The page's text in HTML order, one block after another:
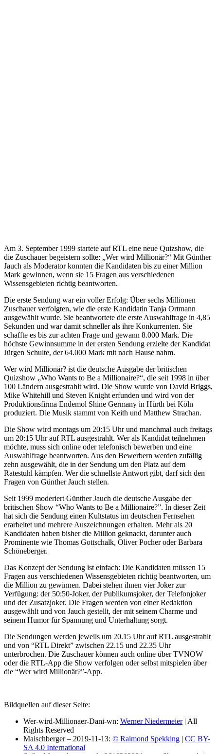
Am 3. September 1999 startete auf RTL eine neue Quizshow, die
die Zuschauer begeistern sollte: „Wer wird Millionär?“ Mit Günther
Jauch als Moderator konnten die Kandidaten bis zu einer Million
Mark gewinnen, wenn sie 15 Fragen aus verschiedenen
Wissensgebieten richtig beantworten.
Die erste Sendung war ein voller Erfolg: Über sechs Millionen
Zuschauer verfolgten, wie die erste Kandidatin Tanja Ortmann
ausgewählt wurde. Sie beantwortete die erste Auswahlfrage in 4,85
Sekunden und war damit schneller als ihre Konkurrenten. Sie
schaffte es bis zur achten Frage und gewann 8.000 Mark. Die
höchste Gewinnsumme in der ersten Sendung erzielte der Kandidat
Jürgen Schulte, der 64.000 Mark mit nach Hause nahm.
Wer wird Millionär? ist die deutsche Ausgabe der britischen
Quizshow „Who Wants to Be a Millionaire?“, die seit 1998 in über
100 Ländern ausgestrahlt wird. Die Show wurde von David Briggs,
Mike Whitehill und Steven Knight erfunden und wird von der
Produktionsfirma Endemol Shine Germany in Hürth bei Köln
produziert. Die Musik stammt von Keith und Matthew Strachan.
Die Show wird montags um 20:15 Uhr und manchmal auch freitags
um 20:15 Uhr auf RTL ausgestrahlt. Wer als Kandidat teilnehmen
möchte, muss sich online oder telefonisch bewerben und eine
Auswahlfrage beantworten. Aus den Bewerbern werden zufällig
zehn ausgewählt, die in der Sendung um den Platz auf dem
Ratestuhl kämpfen. Wer die schnellste Antwort gibt, darf sich den
Fragen von Günther Jauch stellen.
Seit 1999 moderiert Günther Jauch die deutsche Ausgabe der
britischen Show “Who Wants to Be a Millionaire?”. In dieser Zeit
hat sich die Sendung einen Kultstatus im deutschen Fernsehen
erarbeitet und mehrere Auszeichnungen erhalten. Mehr als 20
Kandidaten haben bisher die Million geknackt, darunter auch
Prominente wie Thomas Gottschalk, Oliver Pocher oder Barbara
Schöneberger.
Das Konzept der Sendung ist einfach: Die Kandidaten müssen 15
Fragen aus verschiedenen Wissensgebieten richtig beantworten, um
die Million zu gewinnen. Dabei stehen ihnen vier Joker zur
Verfügung: der 50:50-Joker, der Publikumsjoker, der Telefonjoker
und der Zusatzjoker. Die Fragen werden von einer Redaktion
ausgewählt und von Jauch gestellt, der mit seinem Charme und
seinem Humor für Spannung und Unterhaltung sorgt.
Die Sendungen werden jeweils um 20.15 Uhr auf RTL ausgestrahlt
und von “RTL Direkt” zwischen 22.15 und 22.35 Uhr
unterbrochen. Die Zuschauer können auch online über TVNOW
oder die RTL-App die Show verfolgen oder selbst mitspielen über
die “Wer wird Millionär?”-App.
Bildquellen auf dieser Seite:
Wer-wird-Millionaer-Dani-wn: Werner Niedermeier| All
Rights Reserved
Maischberger – 2019-11-13: © Raimond Spekking | CC BY-
SA 4.0 International